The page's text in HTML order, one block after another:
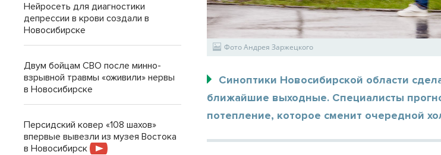
Фото Андрея Заржецкого
Синоптики Новосибирской области
ближайшие выходные. Специалисты
потепление, которое сменит очередной
Нейросеть для диагностики
депрессии в крови создали в
Новосибирске
Двум бойцам СВО после минно-
взрывной травмы «оживили» нервы
в Новосибирске
Персидский ковер «108 шахов»
впервые вывезли из музея Востока
в Новосибирск